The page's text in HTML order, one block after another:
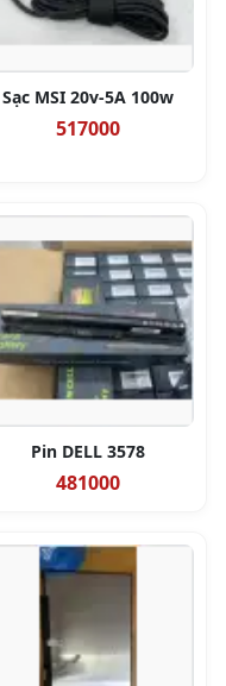
Sạc MSI 20v-5A 100w
517000
Pin DELL 3578
481000